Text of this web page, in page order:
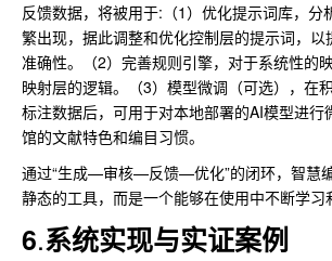
反馈数据，将被用于:（1）优化提示词库，分
繁出现，据此调整和优化控制层的提示词，以
准确性。（2）完善规则引擎，对于系统性的
映射层的逻辑。（3）模型微调（可选），在
标注数据后，可用于对本地部署的AI模型进行
馆的文献特色和编目习惯。
通过“生成—审核—反馈—优化”的闭环，智慧
静态的工具，而是一个能够在使用中不断学习
6.系统实现与实证案例